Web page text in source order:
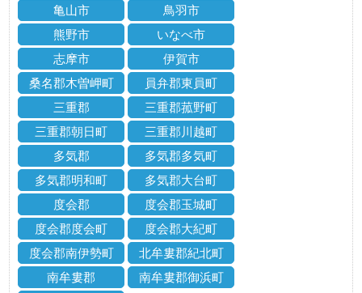
亀山市
鳥羽市
熊野市
いなべ市
志摩市
伊賀市
桑名郡木曽岬町
員弁郡東員町
三重郡
三重郡菰野町
三重郡朝日町
三重郡川越町
多気郡
多気郡多気町
多気郡明和町
多気郡大台町
度会郡
度会郡玉城町
度会郡度会町
度会郡大紀町
度会郡南伊勢町
北牟婁郡紀北町
南牟婁郡
南牟婁郡御浜町